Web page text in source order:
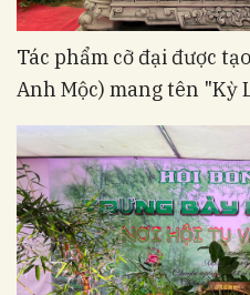
Tác phẩm cỡ đại được
Anh Mộc) mang tên "Kỳ